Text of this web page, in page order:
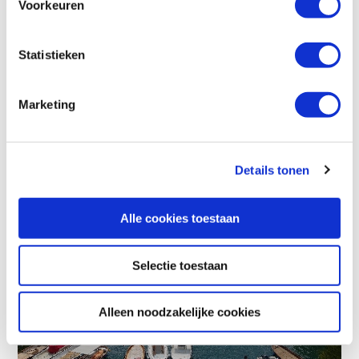
Voorkeuren
Statistieken
Marketing
Details tonen
Alle cookies toestaan
Selectie toestaan
Alleen noodzakelijke cookies